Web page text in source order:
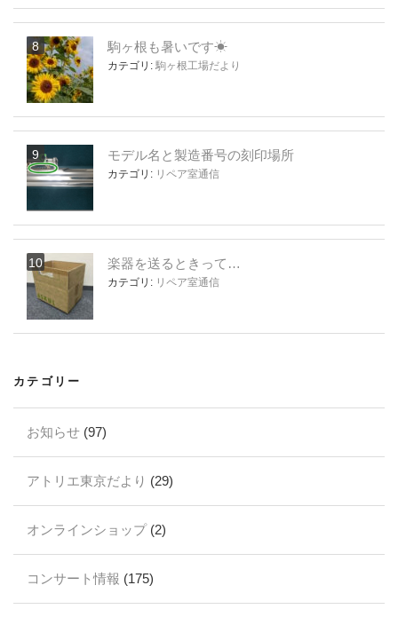
駒ヶ根も暑いです☀
カテゴリ: 駒ヶ根工場だより
モデル名と製造番号の刻印場所
カテゴリ: リペア室通信
楽器を送るときって…
カテゴリ: リペア室通信
カテゴリー
お知らせ (97)
アトリエ東京だより (29)
オンラインショップ(2)
コンサート情報 (175)